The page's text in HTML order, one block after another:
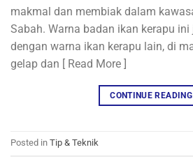
makmal dan membiak dalam
Sabah. Warna badan ikan kerapu
dengan warna ikan kerapu lain, di
gelap dan [ Read More ]
CONTINUE READING
Posted in Tip & Teknik